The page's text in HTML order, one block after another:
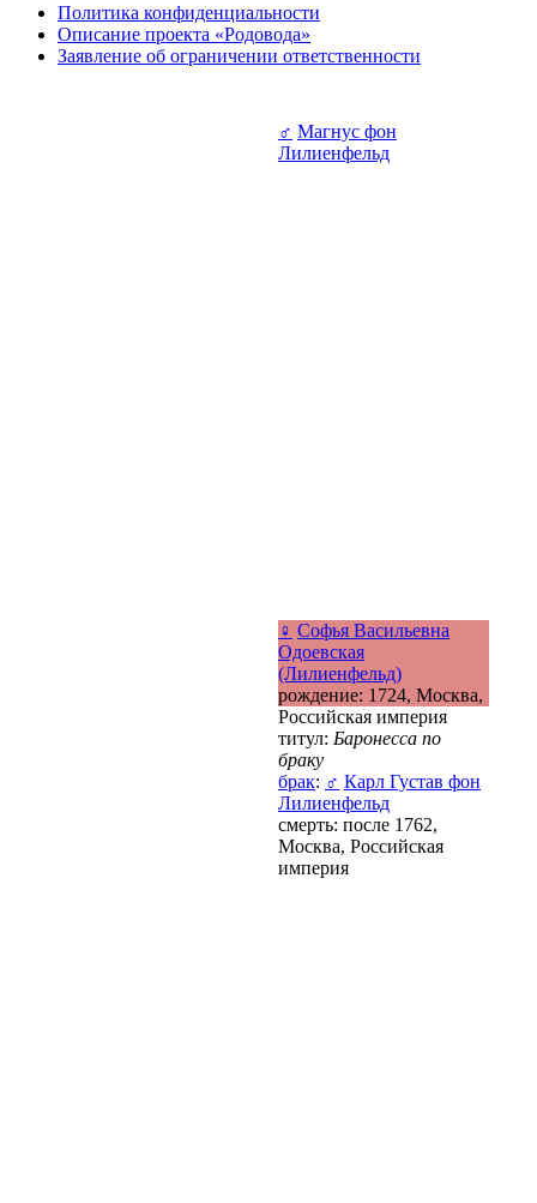
♂ Магнус фон
Лилиенфельд
♀ Софья Васильевна
Одоевская
(Лилиенфельд)
рождение: 1724, Москва,
Российская империя
титул: Баронесса по
браку
брак: ♂ Карл Густав фон
Лилиенфельд
смерть: после 1762,
Москва, Российская
империя
Политика конфиденциальности
Описание проекта «Родовода»
Заявление об ограничении ответственности